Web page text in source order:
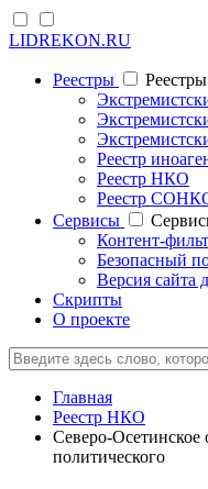
LIDREKON.RU
Реестры
Реестры
Реестр
Реестр НКО
Реестр
Cервисы
Контент-
Безопасный
Версия сайта
Скрипты
О проекте
Главная
Реестр НКО
Северо-Осетинское
политического